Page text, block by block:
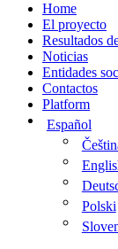
Home
El proyecto
Resultados
Noticias
Entidades
Contactos
Platform
Español
Polski